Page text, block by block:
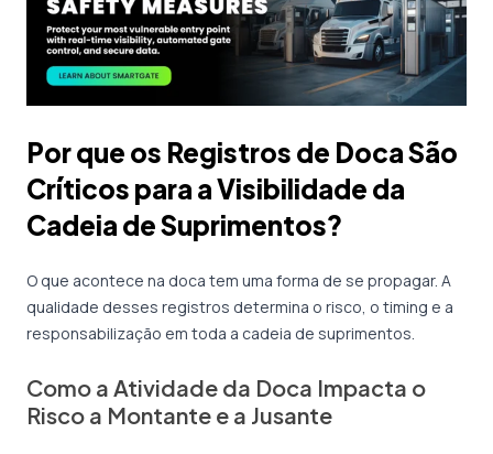
Por que os Registros de Doca São
Críticos para a Visibilidade da
Cadeia de Suprimentos?
O que acontece na doca tem uma forma de se propagar. A
qualidade desses registros determina o risco, o timing e a
responsabilização em toda a cadeia de suprimentos.
Como a Atividade da Doca Impacta o
Risco a Montante e a Jusante